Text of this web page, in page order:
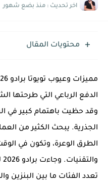
اخر تحديث : منذ بضع شهور
محتويات المقال
الدفع الرباعي التي طرحتها
وقد حظيت باهتمام كبير في
الجذرية. يبحث الكثير من
الطرق الوعرة، وتكون في
تعدد الفئات ما بين البنزين